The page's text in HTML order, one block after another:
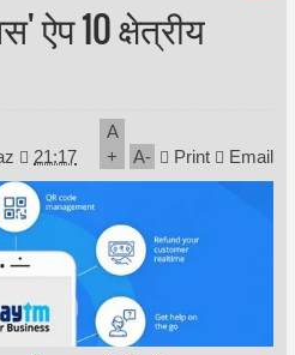
ऐप 10 क्षेत्रीय
21:17
A
+
A- Print Email